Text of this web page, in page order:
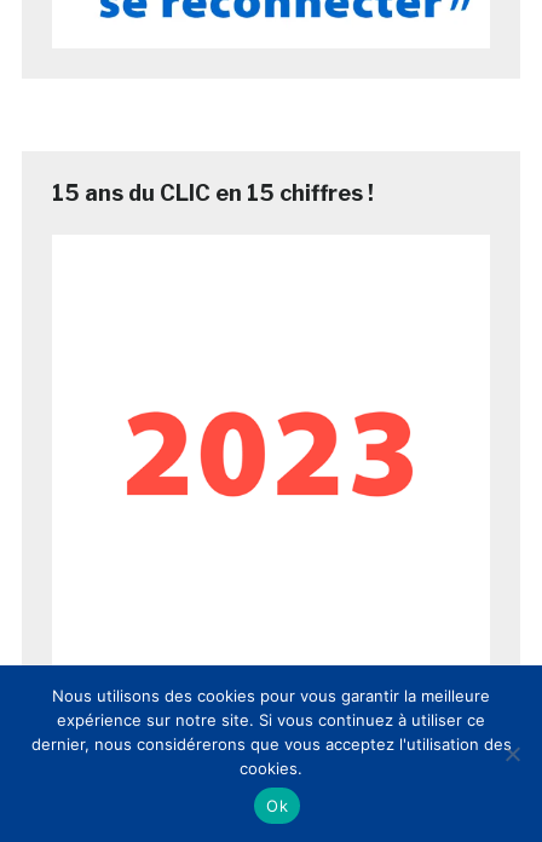
15 ans du CLIC en 15 chiffres !
Nous utilisons des cookies pour vous garantir la meilleure
expérience sur notre site. Si vous continuez à utiliser ce
dernier, nous considérerons que vous acceptez l'utilisation des
cookies.
Ok